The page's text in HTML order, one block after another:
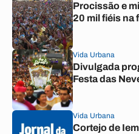
Procissão e
20 mil fiéis na
Vida Urbana
Divulgada
Festa das
Vida Urbana
Cortejo de